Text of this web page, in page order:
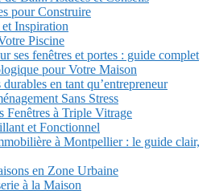
pour Construire
Inspiration
Piscine
ses fenêtres et portes : guide complet
pour Votre Maison
en tant qu’entrepreneur
Sans Stress
Fenêtres à Triple Vitrage
et Fonctionnel
à Montpellier : le guide clair,
en Zone Urbaine
à la Maison